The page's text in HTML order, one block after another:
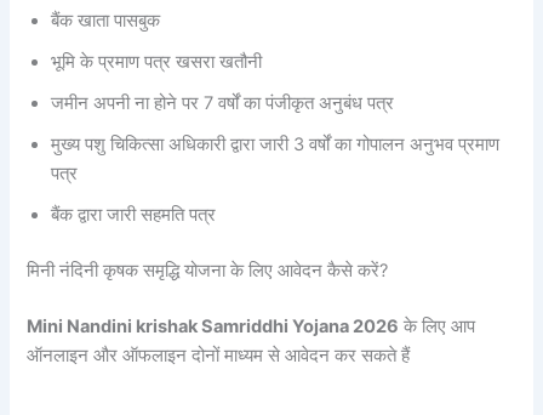
बैंक खाता पासबुक
भूमि के प्रमाण पत्र खसरा खतौनी
जमीन अपनी ना होने पर 7 वर्षों का पंजीकृत अनुबंध पत्र
मुख्य पशु चिकित्सा अधिकारी द्वारा जारी 3 वर्षों का गोपालन अनुभव प्रमाण
पत्र
बैंक द्वारा जारी सहमति पत्र
मिनी नंदिनी कृषक समृद्धि योजना के लिए आवेदन कैसे करें?
Mini Nandini krishak Samriddhi Yojana 2026 के लिए आप
ऑनलाइन और ऑफलाइन दोनों माध्यम से आवेदन कर सकते हैं